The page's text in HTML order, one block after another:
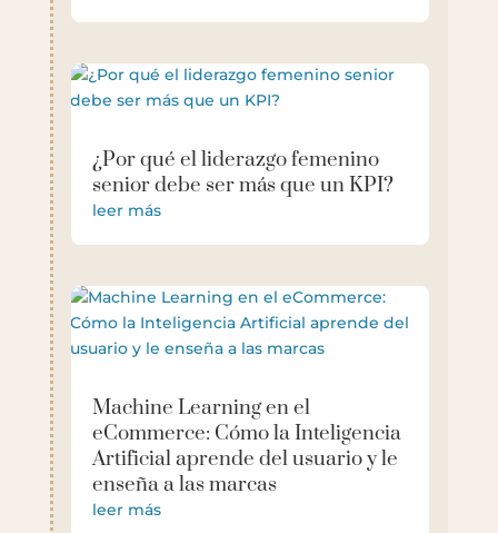
¿Por qué el liderazgo femenino
senior debe ser más que un KPI?
leer más
Machine Learning en el
eCommerce: Cómo la Inteligencia
Artificial aprende del usuario y le
enseña a las marcas
leer más